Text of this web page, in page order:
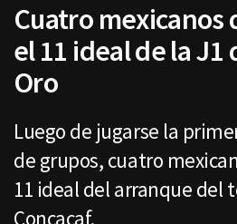
Cuatro mexicanos
el 11 ideal de la J1
Oro
Luego de jugarse la
de grupos, cuatro
11 ideal del arranque del
Concacaf.